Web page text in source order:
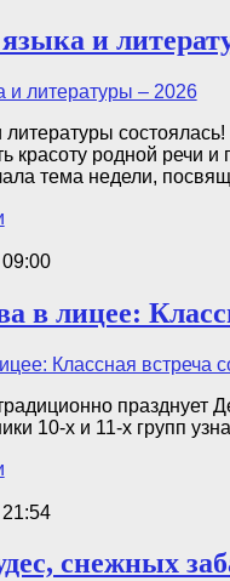
и
литературы
красоту родной речи
тема недели,
в лицее:
празднует
10-х и 11-х групп
снежных